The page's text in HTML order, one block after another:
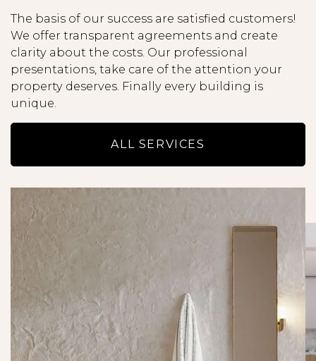
- Alle opgegeven maten en oppervlakten zijn
indicatief en hieraan kunnen geen rechten
worden ontleend.
- Lees de brochure zorgvuldig door, met name
ook de uitsplitsing van de huur en de totale huur
per maand.
- Alle potentiële huurders worden uitgebreide
kredietwaardigheid en inkomstentoets.
The basis of our success are satisfied customers!
We offer transparent agreements and create
clarity about the costs. Our professional
presentations, take care of the attention your
property deserves. Finally every building is
unique.
ALL SERVICES